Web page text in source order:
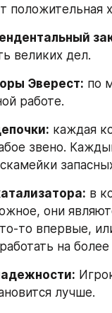
положительная
великих дел.
Эверест: по
работе.
каждая
звено.
в
они
то впервые,
на
лучше.